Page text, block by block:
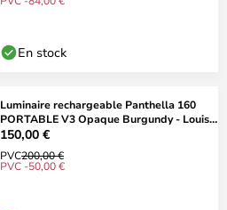
En stock
Luminaire rechargeable Panthella 160
PORTABLE V3 Opaque Burgundy - Louis
Poulsen
150,00 €
PVC200,00 €
PVC -50,00 €